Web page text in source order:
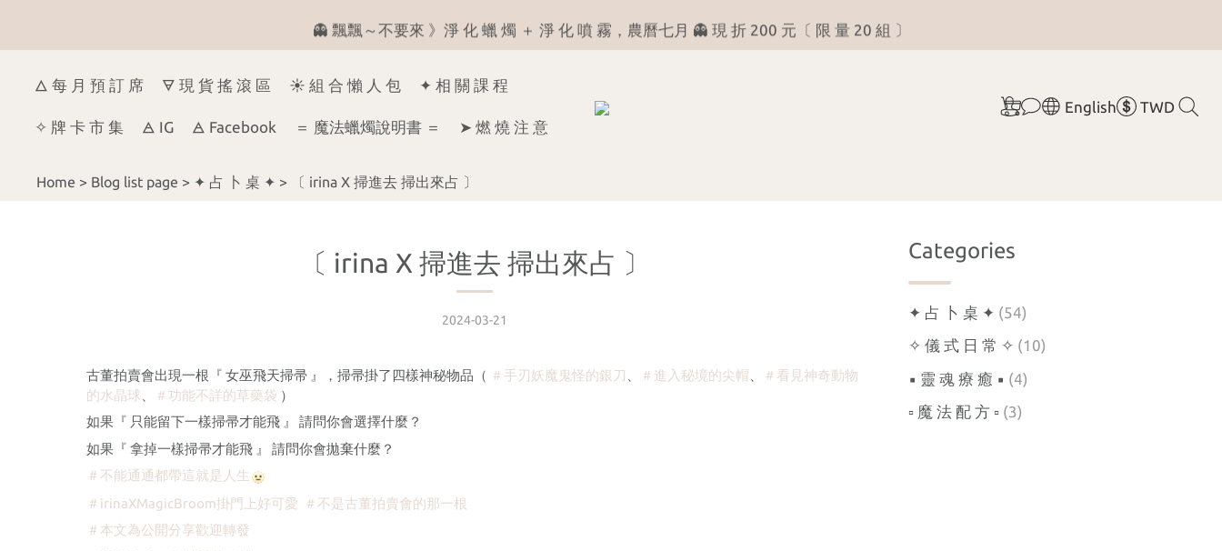
╲ 看 菩 薩 說 捌 月╱ 月份運勢占卜 《 解答區 》
7
6
1
0
4
3
1
0
7
6
👻 飄飄～不要來 》淨 化 蠟 燭 ＋ 淨 化 噴 霧，農曆七月 👻 現 折 200 元〔 限 量 20 組 〕
╲ 看 菩 薩 說 捌 月╱ 月份運勢占卜 《 解答區 》
🜂 每 月 預 訂 席 🜃 現 貨 搖 滾 區 ☀ 組 合 懶 人 包 ✦ 相 關 課 程
✧ 牌 卡 市 集 🜁 IG 🜁 Facebook ＝ 魔法蠟燭說明書 ＝ ➤ 燃 燒 注 意
English TWD
Home > Blog list page > ✦ 占 卜 桌 ✦ > 〔 irina X 掃進去 掃出來占 〕
〔 irina X 掃進去 掃出來占 〕
2024-03-21
古董拍賣會出現一根『 女巫飛天掃帚 』，掃帚掛了四樣神秘物品（ ＃手刃妖魔鬼怪的銀刀 ＃進入秘境的尖帽
＃看見神奇動物
的水晶球
＃功能不詳的草藥袋 ）
如果『 只能留下一樣掃帚才能飛 』 請問你會選擇什麼？
如果『 拿掉一樣掃帚才能飛 』 請問你會拋棄什麼？
＃不能通通都帶這就是人生
＃irinaXMagicBroom掛門上好可愛
＃不是古董拍賣會的那一根
＃本文為公開分享歡迎轉發
Categories
✦ 占 卜 桌 ✦ (54)
✧ 儀 式 日 常 ✧ (10)
▪︎ 靈 魂 療 癒 ▪︎ (4)
▫︎ 魔 法 配 方 ▫︎ (3)